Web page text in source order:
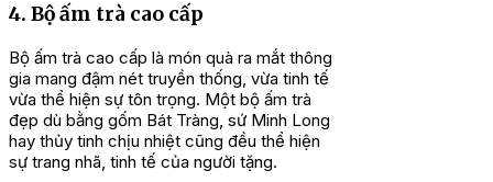
4. Bộ ấm trà cao cấp
Bộ ấm trà cao cấp là món quà ra mắt thông
gia mang đậm nét truyền thống, vừa tinh tế
vừa thể hiện sự tôn trọng. Một bộ ấm trà
đẹp dù bằng gốm Bát Tràng, sứ Minh Long
hay thủy tinh chịu nhiệt cũng đều thể hiện
sự trang nhã, tinh tế của người tặng.